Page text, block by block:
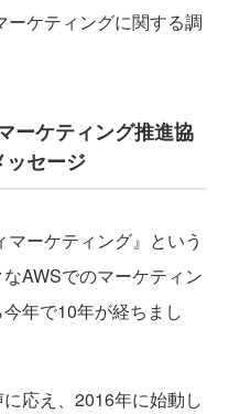
ケティングに関する調
ーケティング推進協
ッセージ
マーケティング』という
AWSでのマーケティン
年で10年が経ちまし
応え、2016年に始動し